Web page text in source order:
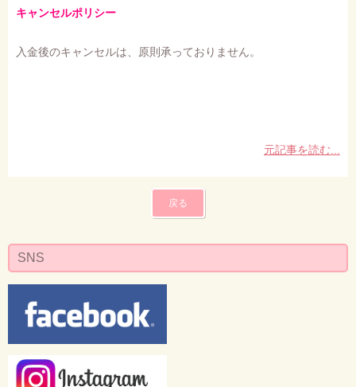
キャンセルポリシー
入金後のキャンセルは、原則承っておりません。
元記事を読む...
戻る
SNS